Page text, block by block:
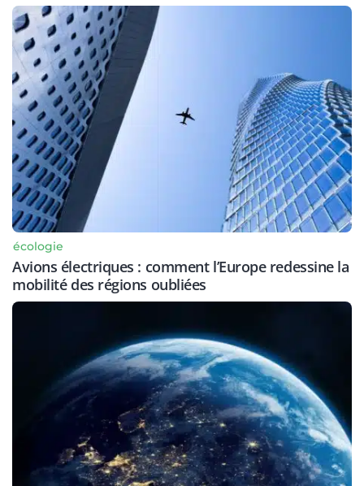
écologie
Avions électriques : comment l’Europe redessine la
mobilité des régions oubliées